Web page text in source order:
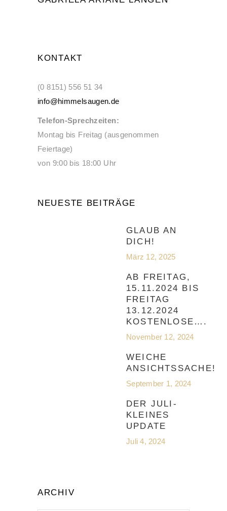
KONTAKT
(0 8151) 556 51 34
info@himmelsaugen.de
Telefon-Sprechzeiten:
Montag bis Freitag (ausgenommen
Feiertage)
von 9:00 bis 18:00 Uhr
NEUESTE BEITRÄGE
GLAUB AN
DICH!
März 12, 2025
AB FREITAG,
15.11.2024 BIS
FREITAG
13.12.2024
KOSTENLOSE….
November 12, 2024
WEICHE
ANSICHTSSACHE!
September 1, 2024
DER JULI-
KLEINES
UPDATE
Juli 4, 2024
ARCHIV